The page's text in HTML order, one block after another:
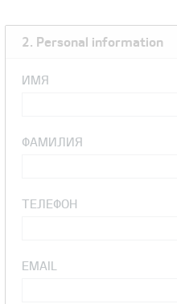
2. Personal information
ИМЯ
ФАМИЛИЯ
ТЕЛЕФОН
EMAIL